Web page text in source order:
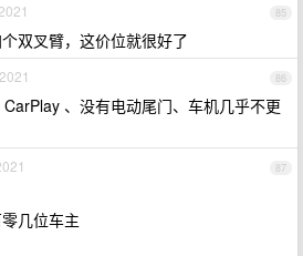
85
双叉臂，这价位就很好了
86
、没有电动尾门、车机几乎不更
87
几位车主